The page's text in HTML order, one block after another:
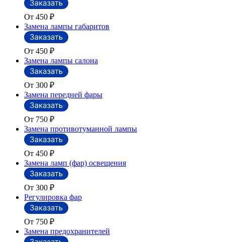
От 450 ₽
Замена лампы габаритов
От 450 ₽
Замена лампы салона
От 300 ₽
Замена передней фары
От 750 ₽
Замена противотуманной лампы
От 450 ₽
Замена ламп (фар) освещения
От 300 ₽
Регулировка фар
От 750 ₽
Замена предохранителей